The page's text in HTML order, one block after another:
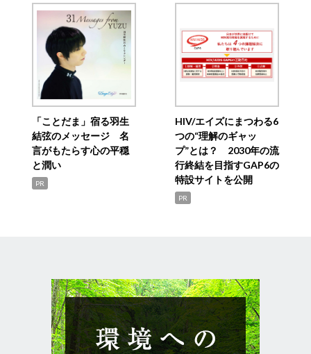
「ことだま」宿る羽生
結弦のメッセージ 名
言がもたらす心の平穏
と潤い
PR
HIV/エイズにまつわる6
つの“理解のギャッ
プ”とは？ 2030年の流
行終結を目指すGAP6の
特設サイトを公開
PR